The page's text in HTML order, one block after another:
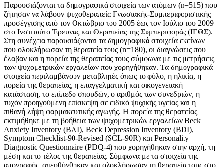
Παρουσιάζονται τα δημογραφικά στοιχεία των ατόμων (n=515) που
ζήτησαν να λάβουν ψυχοθεραπεία Γνωσιακής-Συμπεριφοριστικής
προσέγγισης από τον Οκτώβριο του 2005 έως τον Ιούλιο του 2009
στο Ινστιτούτο Έρευνας και Θεραπείας της Συμπεριφοράς (ΙΕΘΣ).
Στη συνέχεια παρουσιάζονται τα δημογραφικά στοιχεία εκείνων
που ολοκλήρωσαν τη θεραπεία τους (n=180), οι διαγνώσεις που
έλαβαν και η πορεία της θεραπείας τους σύμφωνα με τις μετρήσεις
των ψυχομετρικών εργαλείων που χορηγήθηκαν. Τα δημογραφικά
στοιχεία περιλαμβάνουν μεταβλητές όπως το φύλο, η ηλικία, η
πορεία της θεραπείας, η επαγγελματική και οικογενειακή
κατάσταση, το επίπεδο σπουδών, ο αριθμός των συνεδριών, η
τυχόν προηγούμενη επίσκεψη σε ειδικό ψυχικής υγείας και η
πιθανή λήψη φαρμακευτικής αγωγής. Η πορεία της θεραπείας
εκτιμήθηκε με τη βοήθεια των ψυχομετρικών εργαλείων Beck
Anxiety Inventory (BAI), Beck Depression Inventory (BDI),
Symptom Checklist-90-Revised (SCL-90R) και Personality
Diagnostic Questionnaire (PDQ-4) που χορηγήθηκαν στην αρχή, τη
μέση και το τέλος της θεραπείας. Σύμφωνα με τα στοιχεία της
απογραφής, απευθύνθηκαν και ολοκλήρωσαν τη θεραπεία τους στο